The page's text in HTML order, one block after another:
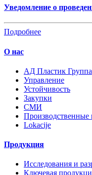
Уведомление о
Подробнее
О нас
AД Пластик Группа
Управление
Устойчивость
Закупки
СМИ
Производственные
Lokacije
Продукция
Исследования и
Ключевая